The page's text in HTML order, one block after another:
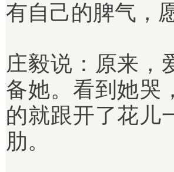
有自己的脾气，
庄毅说： 原来，
备她。看到她哭
的就跟开了花儿
肋。